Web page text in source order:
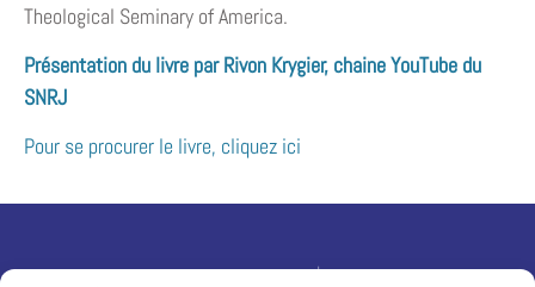
Theological Seminary of America.
Présentation du livre par Rivon Krygier, chaine YouTube du
SNRJ
Pour se procurer le livre, cliquez ici